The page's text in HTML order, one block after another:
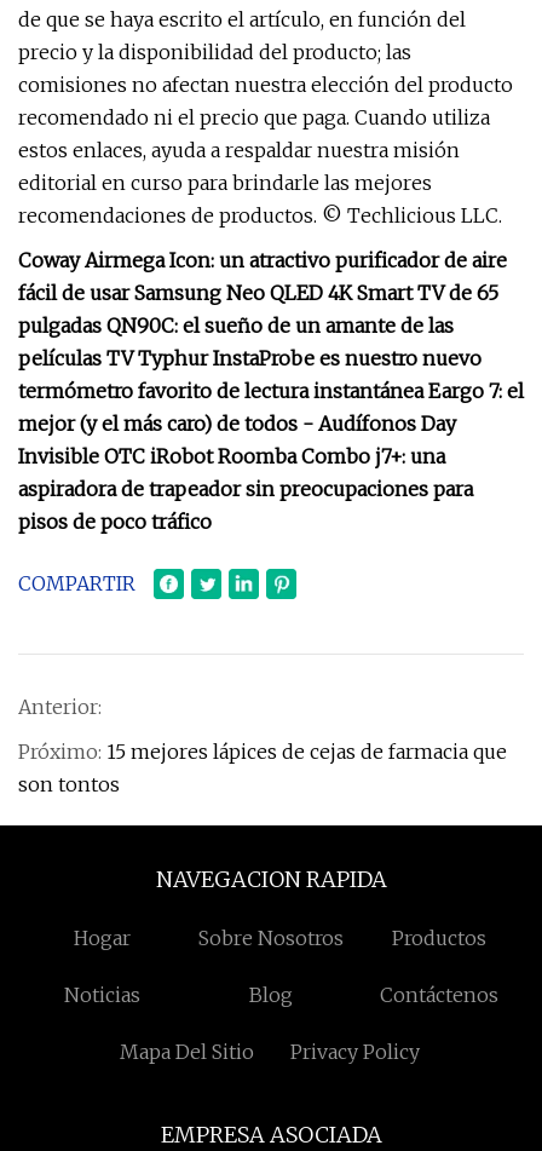
de que se haya escrito el artículo, en función del
precio y la disponibilidad del producto; las
comisiones no afectan nuestra elección del producto
recomendado ni el precio que paga. Cuando utiliza
estos enlaces, ayuda a respaldar nuestra misión
editorial en curso para brindarle las mejores
recomendaciones de productos. © Techlicious LLC.
Coway Airmega Icon: un atractivo purificador de aire
fácil de usar Samsung Neo QLED 4K Smart TV de 65
pulgadas QN90C: el sueño de un amante de las
películas TV Typhur InstaProbe es nuestro nuevo
termómetro favorito de lectura instantánea Eargo 7: el
mejor (y el más caro) de todos - Audífonos Day
Invisible OTC iRobot Roomba Combo j7+: una
aspiradora de trapeador sin preocupaciones para
pisos de poco tráfico
COMPARTIR
Anterior:
Próximo: 15 mejores lápices de cejas de farmacia que
son tontos
NAVEGACION RAPIDA
Hogar Sobre Nosotros Productos
Noticias Blog Contáctenos
Mapa Del Sitio Privacy Policy
EMPRESA ASOCIADA